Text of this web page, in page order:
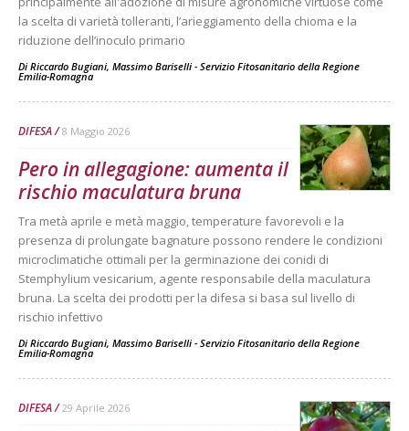
la scelta di varietà tolleranti, l’arieggiamento della chioma e la
riduzione dell’inoculo primario
Di Riccardo Bugiani, Massimo Bariselli - Servizio Fitosanitario della Regione
Emilia-Romagna
DIFESA 8 Maggio 2026
Pero in allegagione: aumenta il
rischio maculatura bruna
Tra metà aprile e metà maggio, temperature favorevoli e la
presenza di prolungate bagnature possono rendere le condizioni
microclimatiche ottimali per la germinazione dei conidi di
Stemphylium vesicarium, agente responsabile della maculatura
bruna. La scelta dei prodotti per la difesa si basa sul livello di
rischio infettivo
Di Riccardo Bugiani, Massimo Bariselli - Servizio Fitosanitario della Regione
Emilia-Romagna
DIFESA 29 Aprile 2026